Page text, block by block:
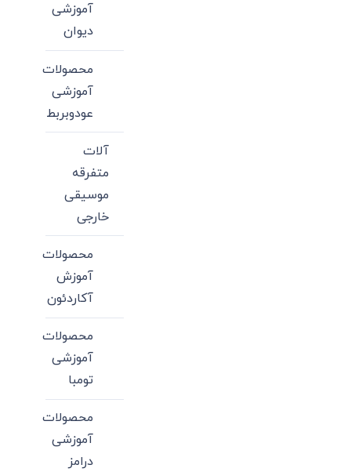
آموزشی
دیوان
محصولات
آموزشی
عودوبربط
آلات
متفرقه
موسیقی
خارجی
محصولات
آموزش
آکاردئون
محصولات
آموزشی
تومبا
محصولات
آموزشی
درامز